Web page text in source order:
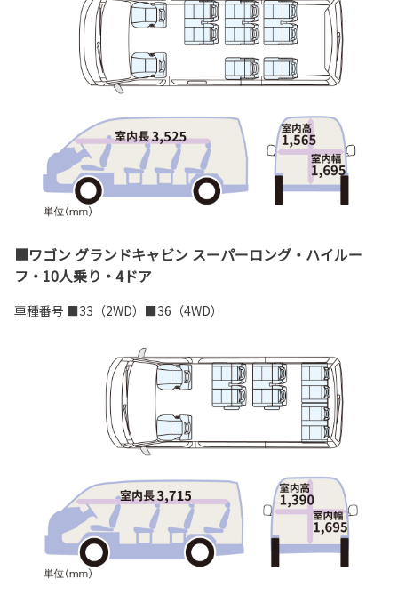
■ワゴン グランドキャビン スーパーロング・ハイルー
フ・10人乗り・4ドア
車種番号 ■33（2WD）■36（4WD）